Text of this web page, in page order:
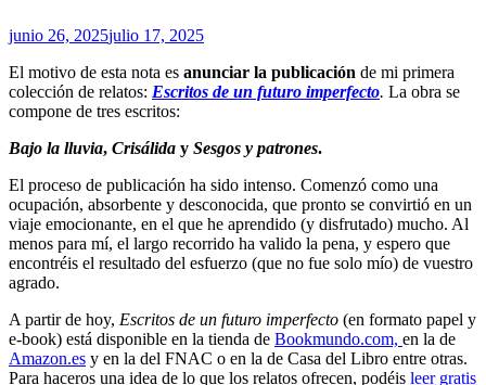
junio 26, 2025julio 17, 2025
El motivo de esta nota es anunciar la publicación de mi primera
colección de relatos: Escritos de un futuro imperfecto. La obra se
compone de tres escritos:
Bajo la lluvia, Crisálida y Sesgos y patrones.
El proceso de publicación ha sido intenso. Comenzó como una
ocupación, absorbente y desconocida, que pronto se convirtió en un
viaje emocionante, en el que he aprendido (y disfrutado) mucho. Al
menos para mí, el largo recorrido ha valido la pena, y espero que
encontréis el resultado del esfuerzo (que no fue solo mío) de vuestro
agrado.
A partir de hoy, Escritos de un futuro imperfecto (en formato papel y
e-book) está disponible en la tienda de Bookmundo.com, en la de
Amazon.es y en la del FNAC o en la de Casa del Libro entre otras.
Para haceros una idea de lo que los relatos ofrecen, podéis leer gratis